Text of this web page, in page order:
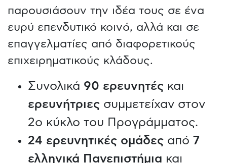
παρουσιάσουν την ιδέα τους σε ένα
ευρύ επενδυτικό κοινό, αλλά και σε
επαγγελματίες από διαφορετικούς
επιχειρηματικούς κλάδους.
Συνολικά 90 ερευνητές και
ερευνήτριες συμμετείχαν στον
2ο κύκλο του Προγράμματος.
24 ερευνητικές ομάδες από 7
ελληνικά Πανεπιστήμια και